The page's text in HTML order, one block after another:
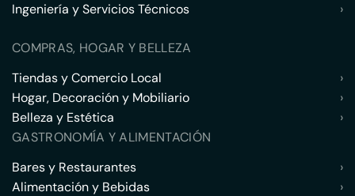
Ingeniería y Servicios Técnicos
›
COMPRAS, HOGAR Y BELLEZA
Tiendas y Comercio Local
›
Hogar, Decoración y Mobiliario
›
Belleza y Estética
›
GASTRONOMÍA Y ALIMENTACIÓN
Bares y Restaurantes
›
Alimentación y Bebidas
›